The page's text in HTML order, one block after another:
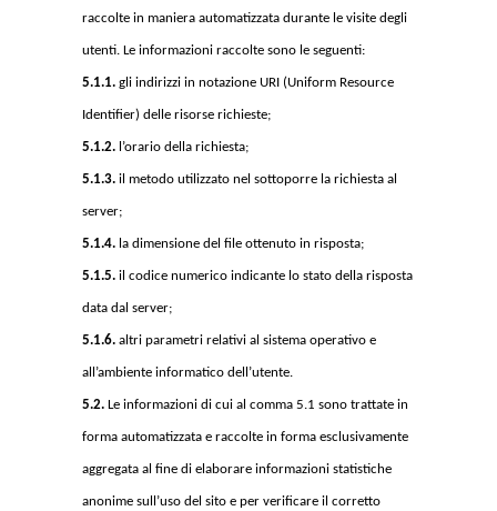
raccolte in maniera automatizzata durante le visite degli
utenti. Le informazioni raccolte sono le seguenti:
5.1.1. gli indirizzi in notazione URI (Uniform Resource
Identifier) delle risorse richieste;
5.1.2. l’orario della richiesta;
5.1.3. il metodo utilizzato nel sottoporre la richiesta al
server;
5.1.4. la dimensione del file ottenuto in risposta;
5.1.5. il codice numerico indicante lo stato della risposta
data dal server;
5.1.6. altri parametri relativi al sistema operativo e
all’ambiente informatico dell’utente.
5.2. Le informazioni di cui al comma 5.1 sono trattate in
forma automatizzata e raccolte in forma esclusivamente
aggregata al fine di elaborare informazioni statistiche
anonime sull’uso del sito e per verificare il corretto